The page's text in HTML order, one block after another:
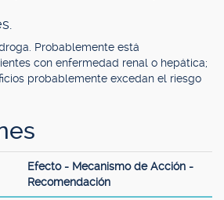
Probablemente está
con enfermedad renal o hepática;
probablemente excedan el riesgo
Efecto - Mecanismo de Acción -
Recomendación